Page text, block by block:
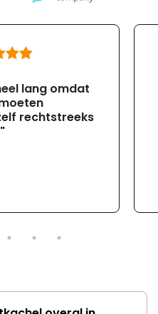
lang omdat
rechtstreeks